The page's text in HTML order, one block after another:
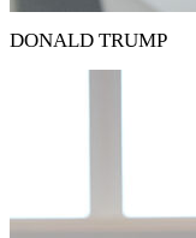
DONALD TRUMP